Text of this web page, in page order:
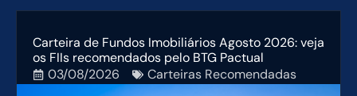
Carteira de Fundos Imobiliários Agosto 2026: veja
os FIIs recomendados pelo BTG Pactual
03/08/2026
Carteiras Recomendadas